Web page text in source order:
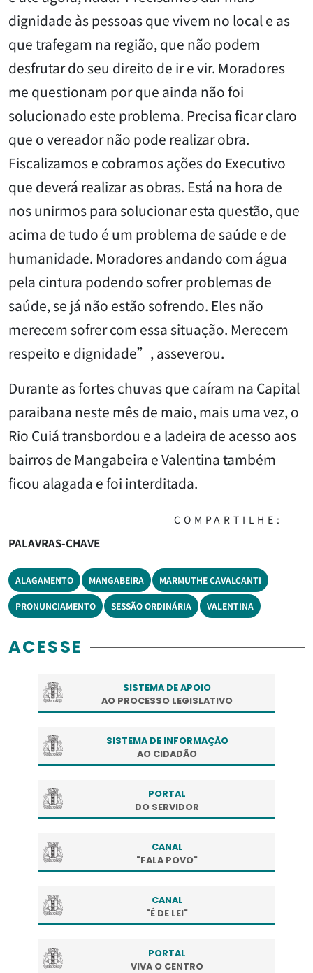
dignidade às pessoas que vivem no local e as
que trafegam na região, que não podem
desfrutar do seu direito de ir e vir. Moradores
me questionam por que ainda não foi
solucionado este problema. Precisa ficar claro
que o vereador não pode realizar obra.
Fiscalizamos e cobramos ações do Executivo
que deverá realizar as obras. Está na hora de
nos unirmos para solucionar esta questão, que
acima de tudo é um problema de saúde e de
humanidade. Moradores andando com água
pela cintura podendo sofrer problemas de
saúde, se já não estão sofrendo. Eles não
merecem sofrer com essa situação. Merecem
respeito e dignidade”, asseverou.
Durante as fortes chuvas que caíram na Capital
paraibana neste mês de maio, mais uma vez, o
Rio Cuiá transbordou e a ladeira de acesso aos
bairros de Mangabeira e Valentina também
ficou alagada e foi interditada.
COMPARTILHE:
PALAVRAS-CHAVE
ALAGAMENTO MANGABEIRA MARMUTHE CAVALCANTI
PRONUNCIAMENTO SESSÃO ORDINÁRIA VALENTINA
ACESSE
SISTEMA DE APOIO
AO PROCESSO LEGISLATIVO
SISTEMA DE INFORMAÇÃO
AO CIDADÃO
PORTAL
DO SERVIDOR
CANAL
"FALA POVO"
CANAL
"É DE LEI"
PORTAL
VIVA O CENTRO